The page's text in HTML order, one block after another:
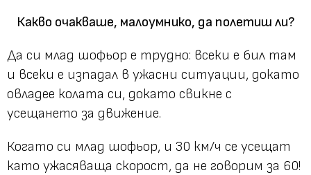
Какво очакваше, малоумнико, да полетиш ли?
Да си млад шофьор е трудно: всеки е бил там
и всеки е изпадал в ужасни ситуации, докато
овладее колата си, докато свикне с
усещането за движение.
Когато си млад шофьор, и 30 км/ч се усещат
като ужасяваща скорост, да не говорим за 60!